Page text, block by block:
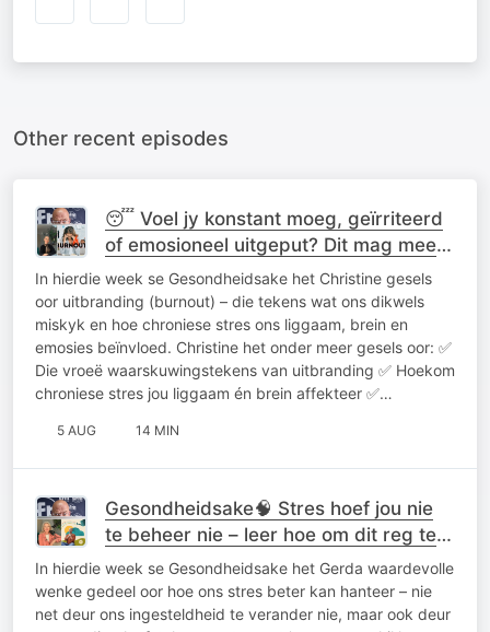
Other recent episodes
😴 Voel jy konstant moeg, geïrriteerd
of emosioneel uitgeput? Dit mag meer
as net stres wees... 05 Agustus 2026
In hierdie week se Gesondheidsake het Christine gesels
oor uitbranding (burnout) – die tekens wat ons dikwels
miskyk en hoe chroniese stres ons liggaam, brein en
emosies beïnvloed. Christine het onder meer gesels oor: ✅
Die vroeë waarskuwingstekens van uitbranding ✅ Hoekom
chroniese stres jou liggaam én brein affekteer ✅…
5 AUG 14 MIN
Gesondheidsake🧠 Stres hoef jou nie
te beheer nie – leer hoe om dit reg te
bestuur. 🌿 29 Julie 2026
In hierdie week se Gesondheidsake het Gerda waardevolle
wenke gedeel oor hoe ons stres beter kan hanteer – nie
net deur ons ingesteldheid te verander nie, maar ook deur